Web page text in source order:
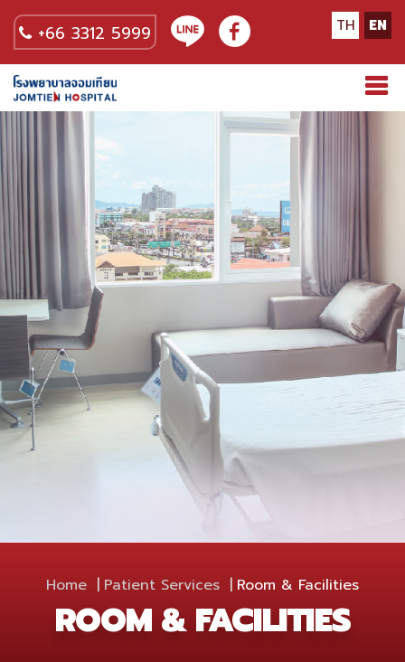
+66 3312 5999 TH EN
Home Patient Services Room & Facilities
ROOM & FACILITIES